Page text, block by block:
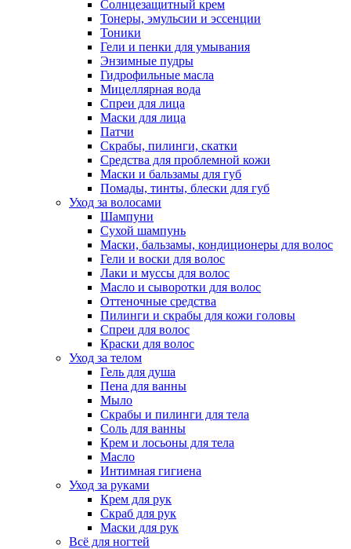
Солнцезащитный крем
Тонеры, эмульсии и эссенции
Тоники
Гели и пенки для умывания
Энзимные пудры
Гидрофильные масла
Мицеллярная вода
Спреи для лица
Маски для лица
Патчи
Скрабы, пилинги, скатки
Средства для проблемной кожи
Маски и бальзамы для губ
Помады, тинты, блески для губ
Уход за волосами
Шампуни
Сухой шампунь
Маски, бальзамы, кондиционеры для волос
Гели и воски для волос
Лаки и муссы для волос
Масло и сыворотки для волос
Оттеночные средства
Пилинги и скрабы для кожи головы
Спреи для волос
Краски для волос
Уход за телом
Гель для душа
Пена для ванны
Мыло
Скрабы и пилинги для тела
Соль для ванны
Крем и лосьоны для тела
Масло
Интимная гигиена
Уход за руками
Крем для рук
Скраб для рук
Маски для рук
Всё для ногтей